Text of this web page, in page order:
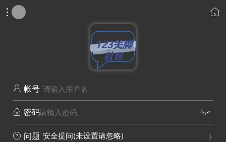
 
 帐号
 密码 
 问题 
安全提问(未设置请忽略)